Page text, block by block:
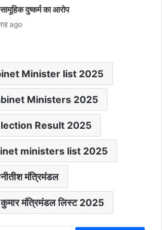
दुष्कर्म का आरोप
ago
Minister list 2025
Ministers 2025
Result 2025
ministers list 2025
नीतीश मंत्रिमंडल
कुमार मंत्रिमंडल लिस्ट 2025